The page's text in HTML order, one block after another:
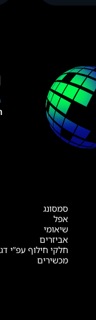
סמסונג
אפל
שיאומי
אביזרים
חלקי חילוף עפ”י
מכשירים